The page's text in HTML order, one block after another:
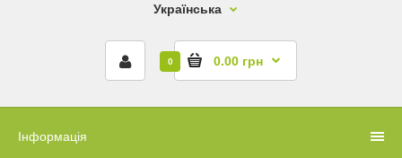
Українська
0 0.00 грн
Інформація